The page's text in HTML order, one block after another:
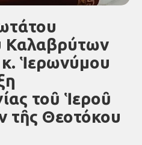
Καλαβρύτων
κ. Ἱερωνύμου
τοῦ Ἱεροῦ
τῆς Θεοτόκου